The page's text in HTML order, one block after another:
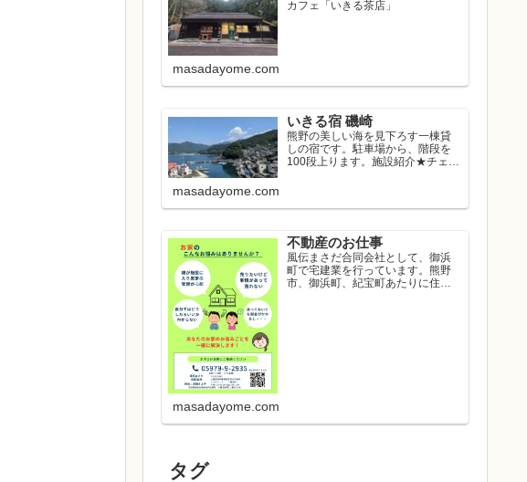
カフェ「いきる茶店」
masadayome.com
いきる宿 磯崎
熊野の美しい海を見下ろす一棟貸
しの宿です。駐車場から、階段を
100段上ります。施設紹介★チェッ
masadayome.com
不動産のお仕事
風伝まさだ合同会社として、御浜
町で宅建業を行っています。熊野
市、御浜町、紀宝町あたりに住み
masadayome.com
タグ